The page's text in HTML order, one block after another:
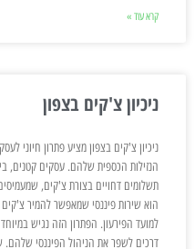
קרא עוד »
ניכיון צ'קים בצפון
ניכיון צ'קים בצפון מציע פתרון חיוני
הנזילות הכספית שלהם. עסקים קטנים,
תשלומים דחויים בצורת צ'קים,
הוא שירות פיננסי שמאפשר להמיר צ'קים
למועד הפירעון. הפתרון הזה נגיש
דרכים לשפר את הניהול הפיננסי שלהם.